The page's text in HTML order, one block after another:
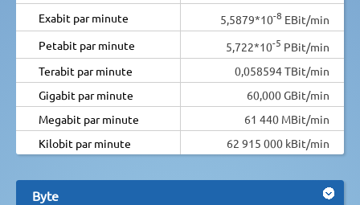
Exabit par minute
5,5879*10-8 EBit/min
Petabit par minute
5,722*10-5 PBit/min
Terabit par minute
0,058594 TBit/min
Gigabit par minute
60,000 GBit/min
Megabit par minute
61 440 MBit/min
Kilobit par minute
62 915 000 kBit/min
Byte